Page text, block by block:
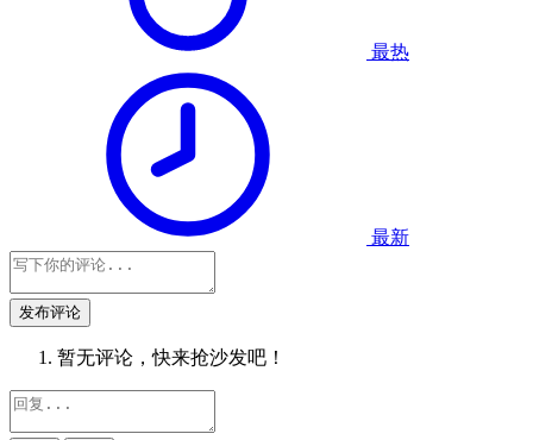
最热
最新
发布评论
暂无评论，快来抢沙发吧！